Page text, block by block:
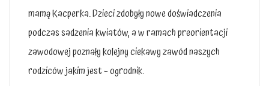
mamą Kacperka. Dzieci zdobyły nowe doświadczenia
podczas sadzenia kwiatów, a w ramach preorientacji
zawodowej poznały kolejny ciekawy zawód naszych
rodziców jakim jest – ogrodnik.